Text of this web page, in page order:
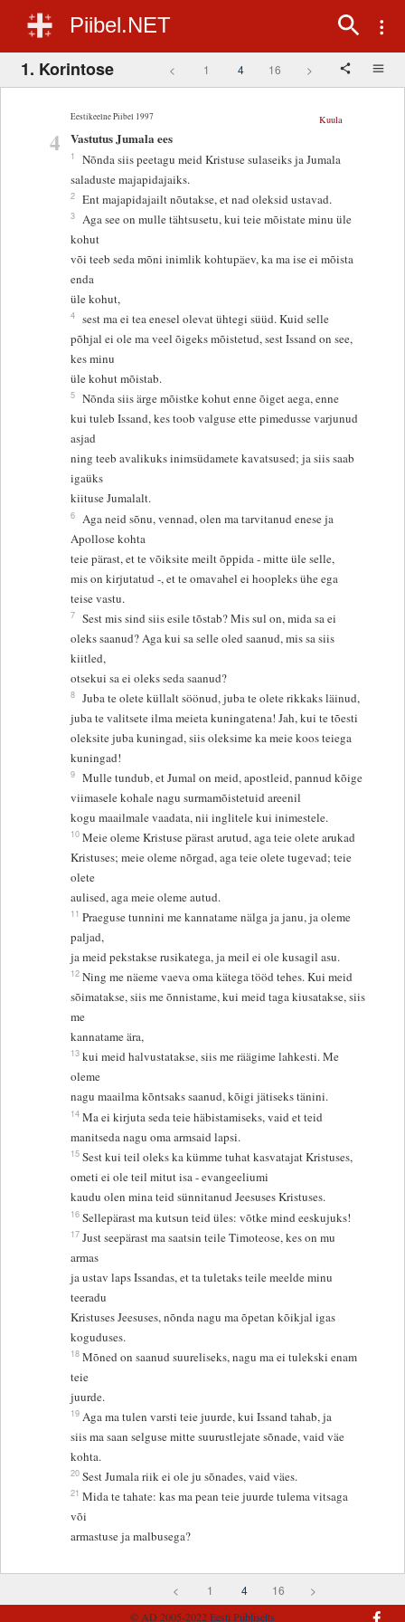
Piibel.NET
1. Korintose < 1 4 16 >
Eestikeelne Piibel 1997
4
Kuula
Vastutus Jumala ees
1
Nõnda siis peetagu meid Kristuse sulaseiks ja Jumala
saladuste majapidajaiks.
2 Ent majapidajailt nõutakse, et nad oleksid ustavad.
3 Aga see on mulle tähtsusetu, kui teie mõistate minu üle
kohut
või teeb seda mõni inimlik kohtupäev, ka ma ise ei mõista
enda
üle kohut,
4 sest ma ei tea enesel olevat ühtegi süüd. Kuid selle
põhjal ei ole ma veel õigeks mõistetud, sest Issand on see,
kes minu
üle kohut mõistab.
5 Nõnda siis ärge mõistke kohut enne õiget aega, enne
kui tuleb Issand, kes toob valguse ette pimedusse varjunud
asjad
ning teeb avalikuks inimsüdamete kavatsused; ja siis saab
igaüks
kiituse Jumalalt.
6 Aga neid sõnu, vennad, olen ma tarvitanud enese ja
Apollose kohta
teie pärast, et te võiksite meilt õppida - mitte üle selle,
mis on kirjutatud -, et te omavahel ei hoopleks ühe ega
teise vastu.
7 Sest mis sind siis esile tõstab? Mis sul on, mida sa ei
oleks saanud? Aga kui sa selle oled saanud, mis sa siis
kiitled,
otsekui sa ei oleks seda saanud?
8 Juba te olete küllalt söönud, juba te olete rikkaks läinud,
juba te valitsete ilma meieta kuningatena! Jah, kui te tõesti
oleksite juba kuningad, siis oleksime ka meie koos teiega
kuningad!
9 Mulle tundub, et Jumal on meid, apostleid, pannud kõige
viimasele kohale nagu surmamõistetuid areenil
kogu maailmale vaadata, nii inglitele kui inimestele.
10 Meie oleme Kristuse pärast arutud, aga teie olete arukad
Kristuses; meie oleme nõrgad, aga teie olete tugevad; teie
olete
aulised, aga meie oleme autud.
11 Praeguse tunnini me kannatame nälga ja janu, ja oleme
paljad,
ja meid pekstakse rusikatega, ja meil ei ole kusagil asu.
12 Ning me näeme vaeva oma kätega tööd tehes. Kui meid
sõimatakse, siis me õnnistame, kui meid taga kiusatakse, siis
me
kannatame ära,
13 kui meid halvustatakse, siis me räägime lahkesti. Me
oleme
nagu maailma kõntsaks saanud, kõigi jätiseks tänini.
14 Ma ei kirjuta seda teie häbistamiseks, vaid et teid
manitseda nagu oma armsaid lapsi.
15 Sest kui teil oleks ka kümme tuhat kasvatajat Kristuses,
ometi ei ole teil mitut isa - evangeeliumi
kaudu olen mina teid sünnitanud Jeesuses Kristuses.
16 Sellepärast ma kutsun teid üles: võtke mind eeskujuks!
17 Just seepärast ma saatsin teile Timoteose, kes on mu
armas
ja ustav laps Issandas, et ta tuletaks teile meelde minu
teeradu
Kristuses Jeesuses, nõnda nagu ma õpetan kõikjal igas
koguduses.
18 Mõned on saanud suureliseks, nagu ma ei tulekski enam
teie
juurde.
19 Aga ma tulen varsti teie juurde, kui Issand tahab, ja
siis ma saan selguse mitte suurustlejate sõnade, vaid väe
kohta.
20 Sest Jumala riik ei ole ju sõnades, vaid väes.
21 Mida te tahate: kas ma pean teie juurde tulema vitsaga
või
armastuse ja malbusega?
< 1 4 16 >
© AD 2005-2022Eesti Piibliselts